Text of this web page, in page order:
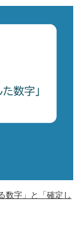
数字」と「確定し